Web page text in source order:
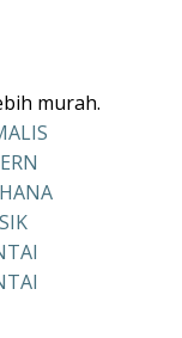
murah.